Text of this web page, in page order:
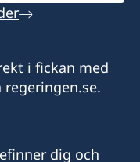
i fickan med
regeringen.se.
dig och